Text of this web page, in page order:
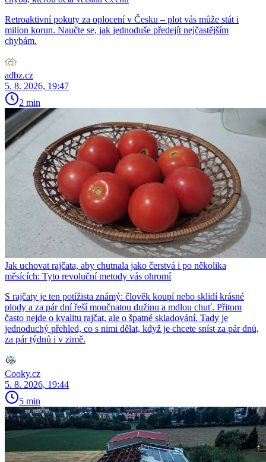
Retroaktivní pokuty za oplocení v Česku – plot vás může stát i
milion korun. Naučte se, jak jednoduše předejít nejčastějším
chybám.
adbz.cz
5. 8. 2026, 19:47
2 min
Jak uchovat rajčata, aby chutnala jako čerstvá i po několika
měsících: Tyto revoluční metody vás ohromí
S rajčaty je ten potížista známý: člověk koupí nebo sklidí krásné
plody a za pár dní řeší moučnatou dužinu a mdlou chuť. Přitom
často nejde o kvalitu rajčat, ale o špatné skladování. Tady je
jednoduchý přehled, co s nimi dělat, když je chcete sníst za pár dnů,
za pár týdnů i v zimě.
Cooky.cz
5. 8. 2026, 19:44
5 min